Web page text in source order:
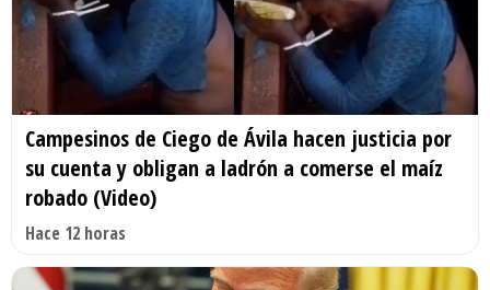
Campesinos de Ciego de Ávila hacen justicia por
su cuenta y obligan a ladrón a comerse el maíz
robado (Video)
Hace 12 horas